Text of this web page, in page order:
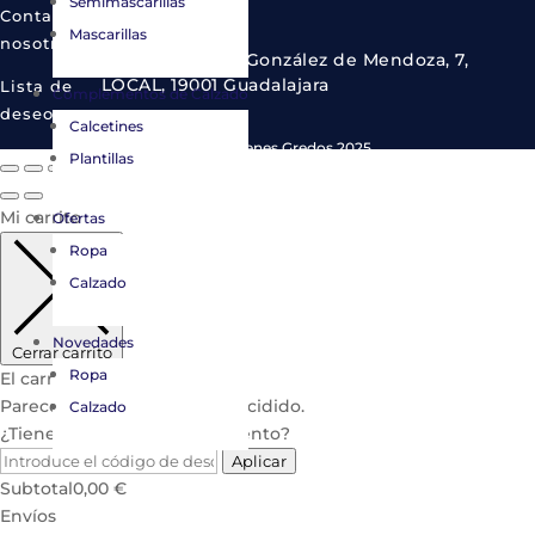
Mascarillas
Complementos de Calzado
Calcetines
Plantillas
Ofertas
Ropa
Calzado
Novedades
Ropa
Calzado
Contacta con
nosotros
Lista de
deseos
C. del Cardenal González de Mendoza, 7,
LOCAL, 19001 Guadalajara
© Copyright Almacenes Gredos 2025.
Mi carrito
Cerrar carrito
El carrito está vacío.
Parece que aún no te has decidido.
¿Tienes un código de descuento?
Aplicar
Subtotal0,00 €
Envíos